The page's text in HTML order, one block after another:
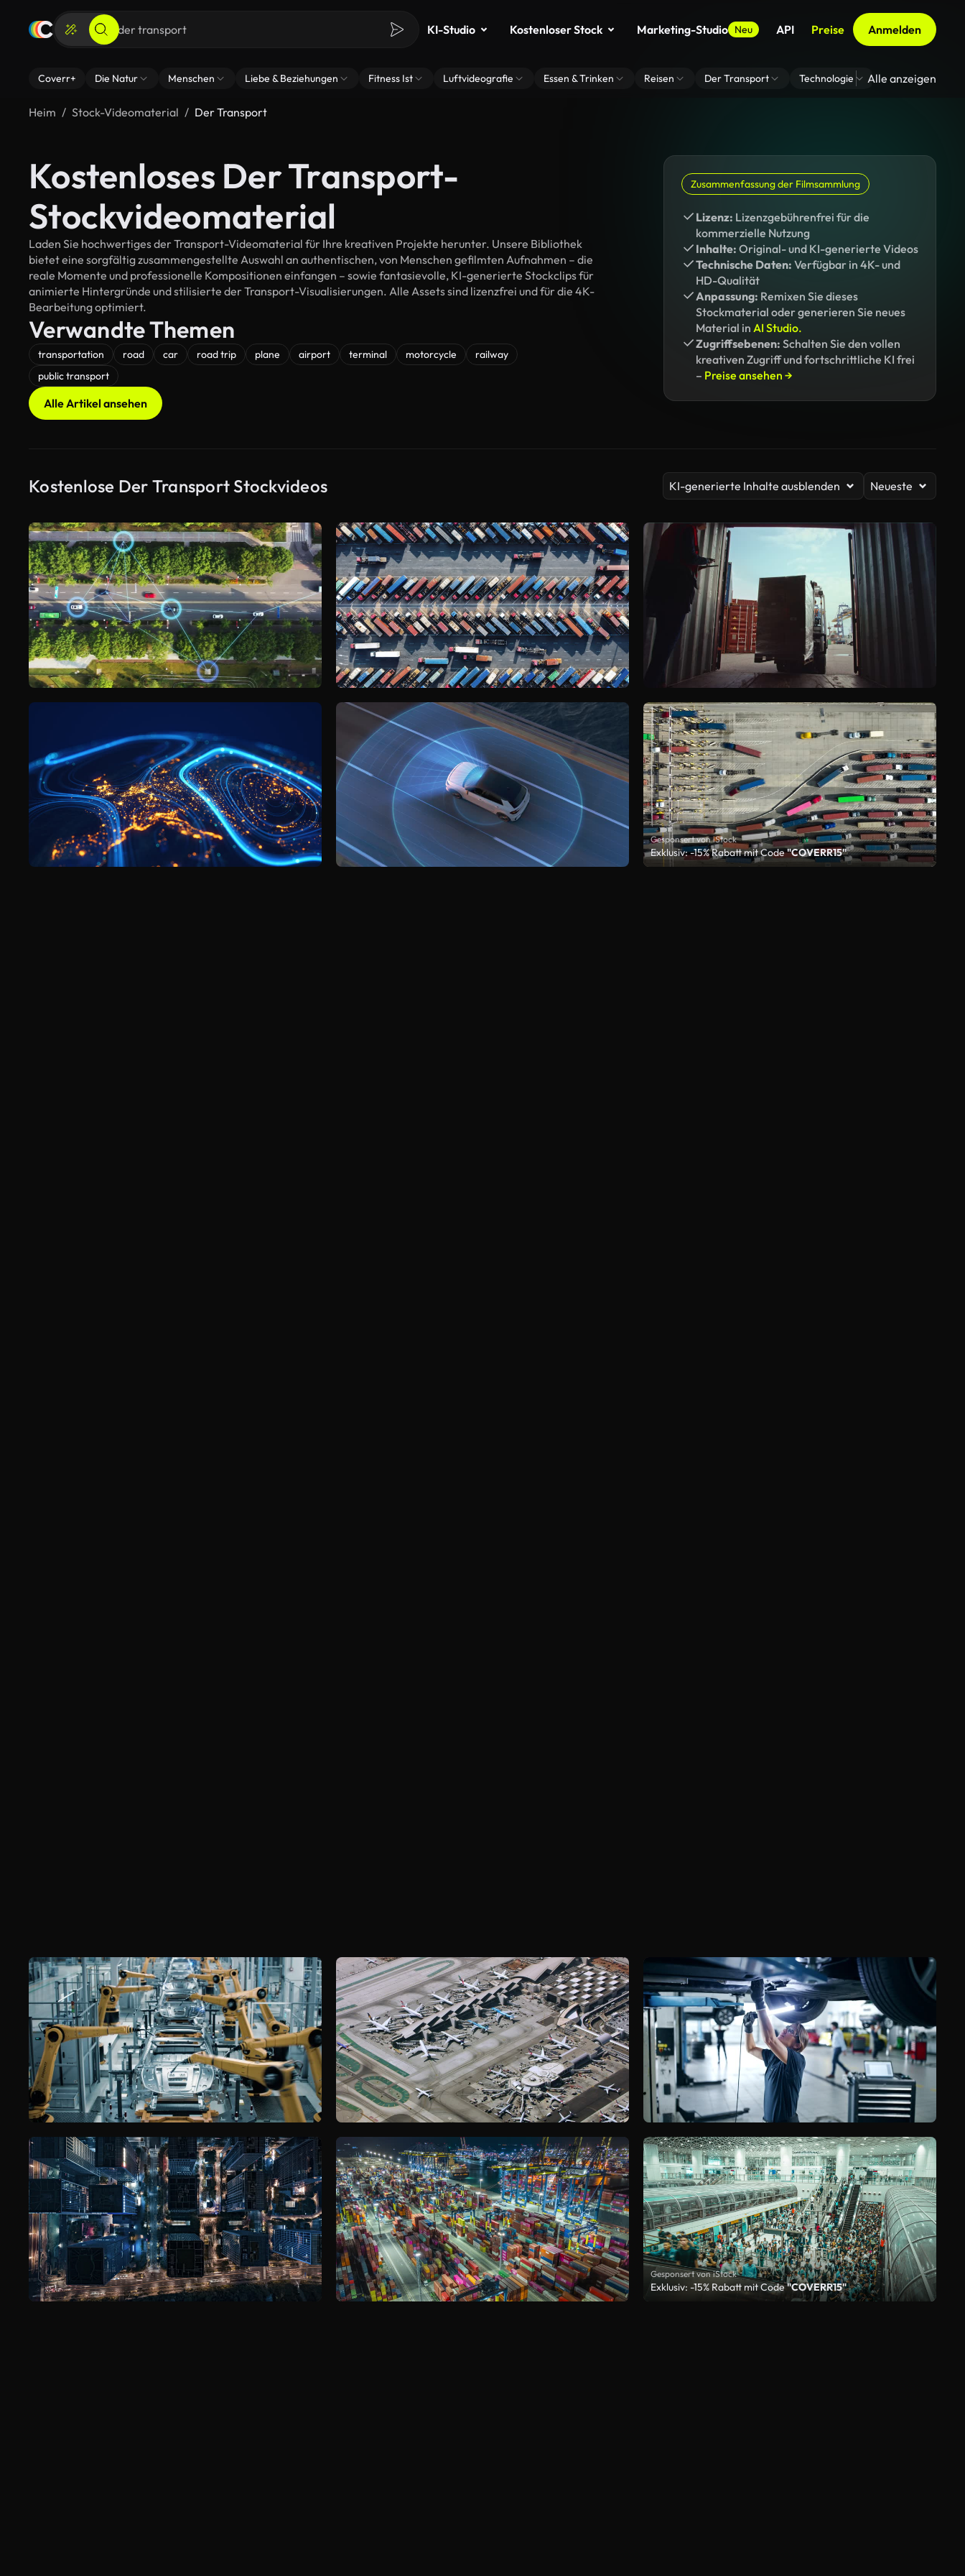
KI-Studio Kostenloser Stock Marketing-Studio Neu API Preise Anmelden
Coverr+ Die Natur Menschen Liebe & Beziehungen Fitness Ist Luftvideografie Essen & Trinken Reisen Der Transport Technologie Zoom Virtuelle
Alle anzeigen
Heim Stock-Videomaterial Der Transport
Kostenloses Der Transport-
Stockvideomaterial
Laden Sie hochwertiges der Transport-Videomaterial für Ihre kreativen Projekte herunter. Unsere Bibliothek
bietet eine sorgfältig zusammengestellte Auswahl an authentischen, von Menschen gefilmten Aufnahmen – die
reale Momente und professionelle Kompositionen einfangen – sowie fantasievolle, KI-generierte Stockclips für
animierte Hintergründe und stilisierte der Transport-Visualisierungen. Alle Assets sind lizenzfrei und für die 4K-
Bearbeitung optimiert.
Verwandte Themen
transportation road car road trip plane airport terminal motorcycle
railway
public transport
Alle Artikel ansehen
Zusammenfassung der Filmsammlung
Lizenz: Lizenzgebührenfrei für die
kommerzielle Nutzung
Inhalte: Original- und KI-generierte Videos
Technische Daten: Verfügbar in 4K- und
HD-Qualität
Anpassung: Remixen Sie dieses
Stockmaterial oder generieren Sie neues
Material in AI Studio.
Zugriffsebenen: Schalten Sie den vollen
kreativen Zugriff und fortschrittliche KI frei
– Preise ansehen →
Kostenlose Der Transport Stockvideos KI-generierte Inhalte ausblenden Neueste
Gesponsert von iStock
Exklusiv: -15% Rabatt mit Code"COVERR15"
Gesponsert von iStock
Exklusiv: -15% Rabatt mit Code"COVERR15"